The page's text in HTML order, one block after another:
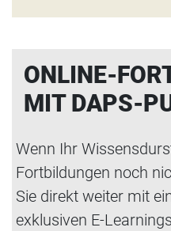
ONLINE-
MIT DAPS-
Wenn Ihr
Fortbildungen noch
Sie direkt weiter mit
exklusiven E-